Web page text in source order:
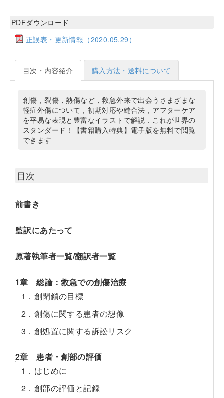
PDFダウンロード
正誤表・更新情報（2020.05.29）
目次・内容紹介 購入方法・送料について
創傷，裂傷，熱傷など，救急外来で出会うさまざまな
軽症外傷について，初期対応や縫合法，アフターケア
を平易な表現と豊富なイラストで解説．これが世界の
スタンダード！【書籍購入特典】電子版を無料で閲覧
できます
目次
前書き
監訳にあたって
原著執筆者一覧/翻訳者一覧
1章 総論：救急での創傷治療
1．創閉鎖の目標
2．創傷に関する患者の想像
3．創処置に関する訴訟リスク
2章 患者・創部の評価
1．はじめに
2．創部の評価と記録